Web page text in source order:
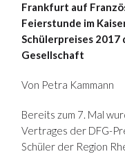
Frankfurt auf
Feierstunde im
Schülerpreises 2017
Gesellschaft
Von Petra Kammann
Bereits zum 7. Mal
Vertrages der DFG-
Schüler der Region